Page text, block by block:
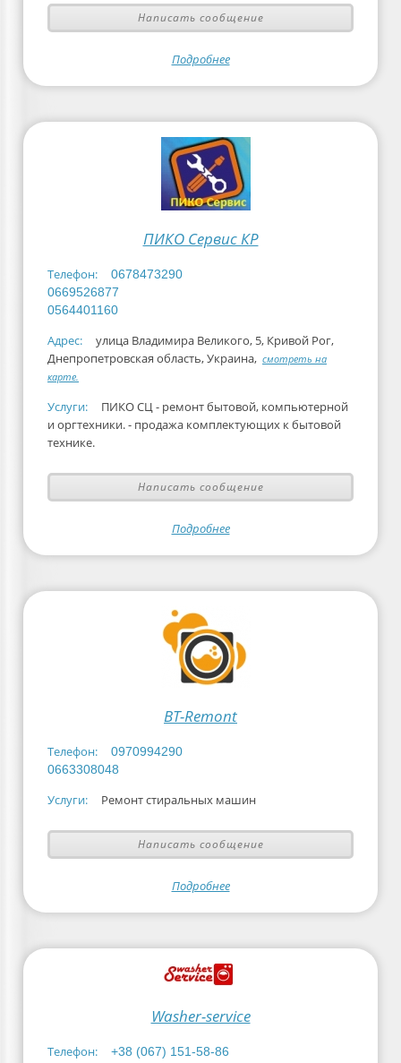
Написать сообщение
Подробнее
ПИКО Сервис КР
Телефон:
0678473290
0669526877
0564401160
Адрес:
улица Владимира Великого, 5, Кривой Рог,
Днепропетровская область, Украина, смотреть на
карте.
Услуги:
ПИКО СЦ - ремонт бытовой, компьютерной
и оргтехники. - продажа комплектующих к бытовой
технике.
Написать сообщение
Подробнее
BT-Remont
Телефон:
0970994290
0663308048
Услуги: Ремонт стиральных машин
Написать сообщение
Подробнее
Washer-service
Телефон:
+38 (067) 151-58-86